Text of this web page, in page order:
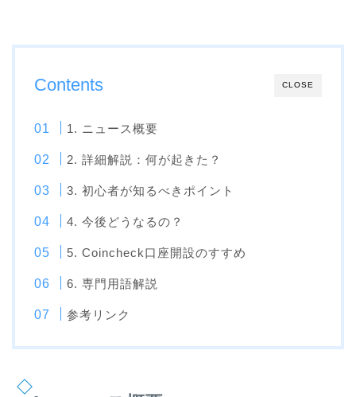
CLOSE
Contents
1. ニュース概要
2. 詳細解説：何が起きた？
3. 初心者が知るべきポイント
4. 今後どうなるの？
5. Coincheck口座開設のすすめ
6. 専門用語解説
参考リンク